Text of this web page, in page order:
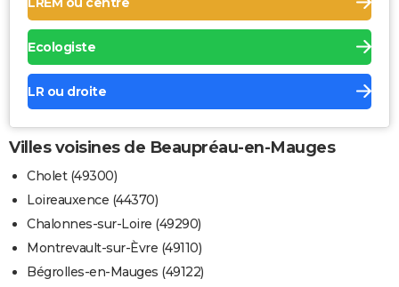
Ecologiste
LR ou droite
Villes voisines de Beaupréau-en-Mauges
Cholet (49300)
Loireauxence (44370)
Chalonnes-sur-Loire (49290)
Montrevault-sur-Èvre (49110)
Bégrolles-en-Mauges (49122)